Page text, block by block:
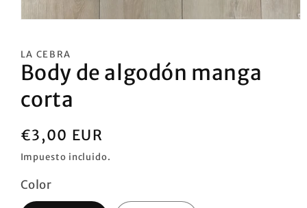
1
en
una
modal
LA CEBRA
Body de algodón manga
corta
Precio
habitual
€3,00 EUR
Impuesto incluido.
Color